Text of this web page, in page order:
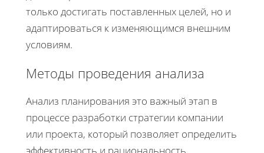
только достигать поставленных целей, но и
адаптироваться к изменяющимся внешним
условиям.
Методы проведения анализа
Анализ планирования это важный этап в
процессе разработки стратегии компании
или проекта, который позволяет определить
эффективность и рациональность